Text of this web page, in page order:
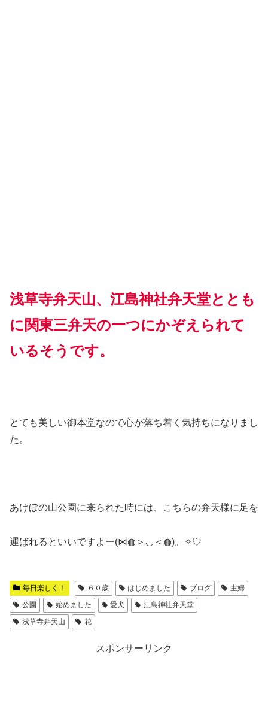
浅草寺弁天山、江島神社弁天堂ととも
に関東三弁天の一つにかぞえられて
いるそうです。
とても美しい御本堂なので心が落ち着く気持ちになりまし
た。
あけぼの山公園に来られた時には、こちらの弁天様に足を
運ばれるといいですよー(⋈◍＞◡＜◍)。✧♡
毎日楽しく！ ６０歳 はじめました ブログ
主婦
公園
始めました 愛犬
江島神社弁天堂
浅草寺弁天山
花
スポンサーリンク